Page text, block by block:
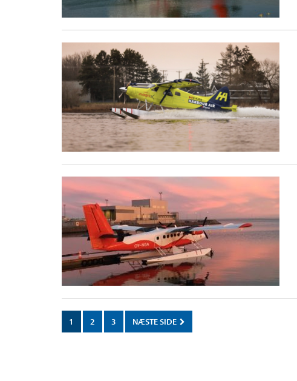
1 2 3 NÆSTE SIDE